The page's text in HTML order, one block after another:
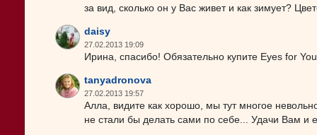
за вид, сколько он у Вас живет и как зимует?
daisy
27.02.2013 19:09
Ирина, спасибо! Обязательно купите Eyes for
tanyadronova
27.02.2013 19:57
Алла, видите как хорошо, мы тут многое
не стали бы делать сами по себе... Удачи Вам и